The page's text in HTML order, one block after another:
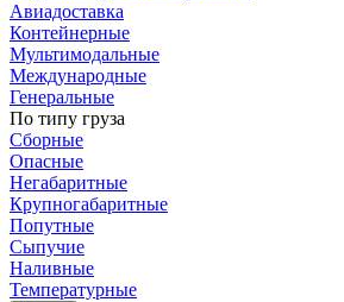
Авиадоставка
Контейнерные
Мультимодальные
Международные
Генеральные
По типу груза
Сборные
Опасные
Негабаритные
Крупногабаритные
Попутные
Сыпучие
Наливные
Температурные